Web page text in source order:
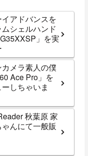
アドバンスを
シェルハンド
」を実
メラ素人の僕
Ace Pro」を
しちゃいま
秋葉原 家
んにて一般販